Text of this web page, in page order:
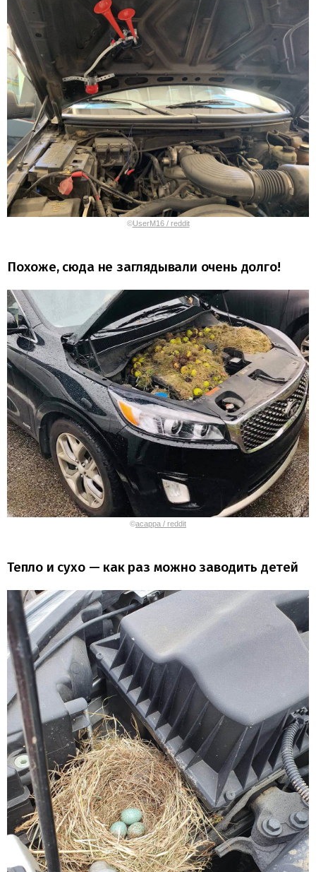
©UserM16 / reddit
Похоже, сюда не заглядывали очень долго!
©acappa / reddit
Тепло и сухо — как раз можно заводить детей